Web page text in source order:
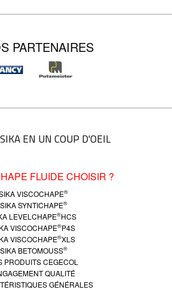
PARTENAIRES
EN UN COUP D'OEIL
FLUIDE CHOISIR ?
VISCOCHAPE®
SIKA SYNTICHAPE®
LEVELCHAPE®HCS
VISCOCHAPE®P4S
VISCOCHAPE®XLS
SIKA BETOMOUSS®
PRODUITS CEGECOL
QUALITÉ
GÉNÉRALES